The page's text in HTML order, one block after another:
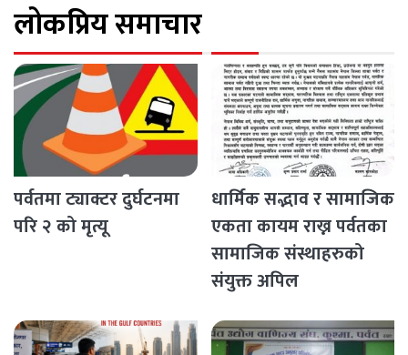
लोकप्रिय समाचार
पर्वतमा ट्याक्टर दुर्घटनमा
परि २ को मृत्यू
धार्मिक सद्भाव र सामाजिक
एकता कायम राख्न पर्वतका
सामाजिक संस्थाहरुको
संयुक्त अपिल